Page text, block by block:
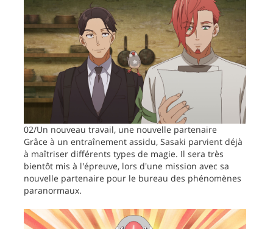
02/Un nouveau travail, une nouvelle partenaire
Grâce à un entraînement assidu, Sasaki parvient déjà
à maîtriser différents types de magie. Il sera très
bientôt mis à l'épreuve, lors d'une mission avec sa
nouvelle partenaire pour le bureau des phénomènes
paranormaux.